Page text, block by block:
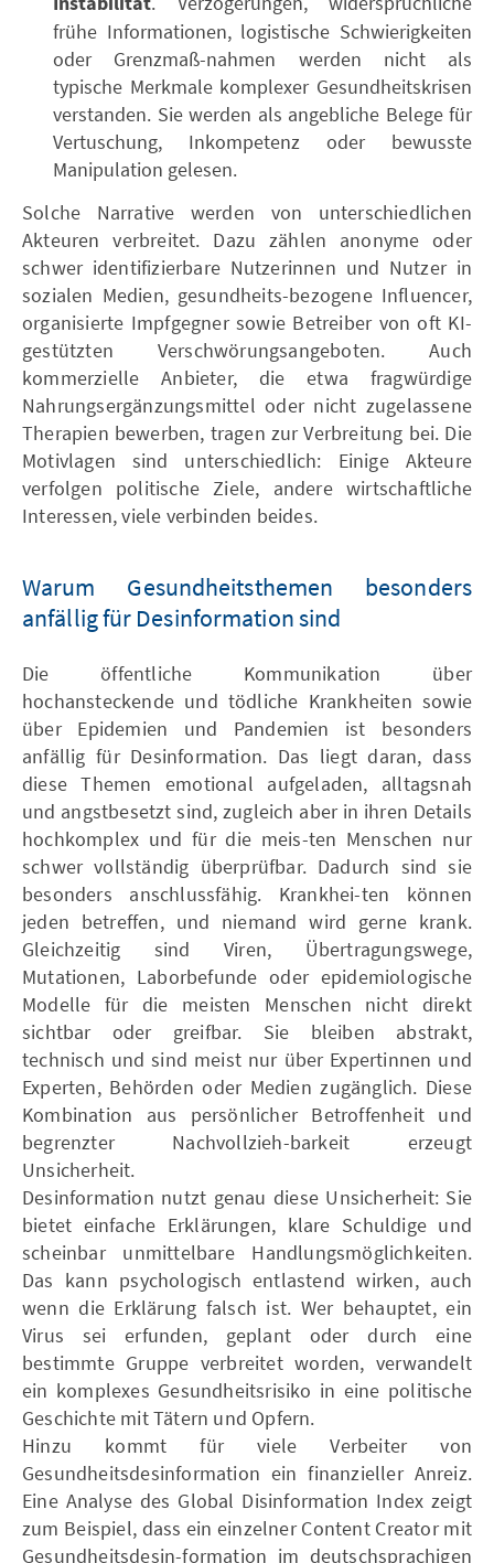
frühe Informationen, logistische Schwierigkeiten
oder Grenzmaß-nahmen werden nicht als
typische Merkmale komplexer Gesundheitskrisen
verstanden. Sie werden als angebliche Belege für
Vertuschung, Inkompetenz oder bewusste
Manipulation gelesen.
Solche Narrative werden von unterschiedlichen
Akteuren verbreitet. Dazu zählen anonyme oder
schwer identifizierbare Nutzerinnen und Nutzer in
sozialen Medien, gesundheits-bezogene Influencer,
organisierte Impfgegner sowie Betreiber von oft KI-
gestützten Verschwörungsangeboten. Auch
kommerzielle Anbieter, die etwa fragwürdige
Nahrungsergänzungsmittel oder nicht zugelassene
Therapien bewerben, tragen zur Verbreitung bei. Die
Motivlagen sind unterschiedlich: Einige Akteure
verfolgen politische Ziele, andere wirtschaftliche
Interessen, viele verbinden beides.
Warum Gesundheitsthemen besonders
anfällig für Desinformation sind
Die öffentliche Kommunikation über
hochansteckende und tödliche Krankheiten sowie
über Epidemien und Pandemien ist besonders
anfällig für Desinformation. Das liegt daran, dass
diese Themen emotional aufgeladen, alltagsnah
und angstbesetzt sind, zugleich aber in ihren Details
hochkomplex und für die meis-ten Menschen nur
schwer vollständig überprüfbar. Dadurch sind sie
besonders anschlussfähig. Krankhei-ten können
jeden betreffen, und niemand wird gerne krank.
Gleichzeitig sind Viren, Übertragungswege,
Mutationen, Laborbefunde oder epidemiologische
Modelle für die meisten Menschen nicht direkt
sichtbar oder greifbar. Sie bleiben abstrakt,
technisch und sind meist nur über Expertinnen und
Experten, Behörden oder Medien zugänglich. Diese
Kombination aus persönlicher Betroffenheit und
begrenzter Nachvollzieh-barkeit erzeugt
Unsicherheit.
Desinformation nutzt genau diese Unsicherheit: Sie
bietet einfache Erklärungen, klare Schuldige und
scheinbar unmittelbare Handlungsmöglichkeiten.
Das kann psychologisch entlastend wirken, auch
wenn die Erklärung falsch ist. Wer behauptet, ein
Virus sei erfunden, geplant oder durch eine
bestimmte Gruppe verbreitet worden, verwandelt
ein komplexes Gesundheitsrisiko in eine politische
Geschichte mit Tätern und Opfern.
Hinzu kommt für viele Verbeiter von
Gesundheitsdesinformation ein finanzieller Anreiz.
Eine Analyse des Global Disinformation Index zeigt
zum Beispiel, dass ein einzelner Content Creator mit
Gesundheitsdesin-formation im deutschsprachigen